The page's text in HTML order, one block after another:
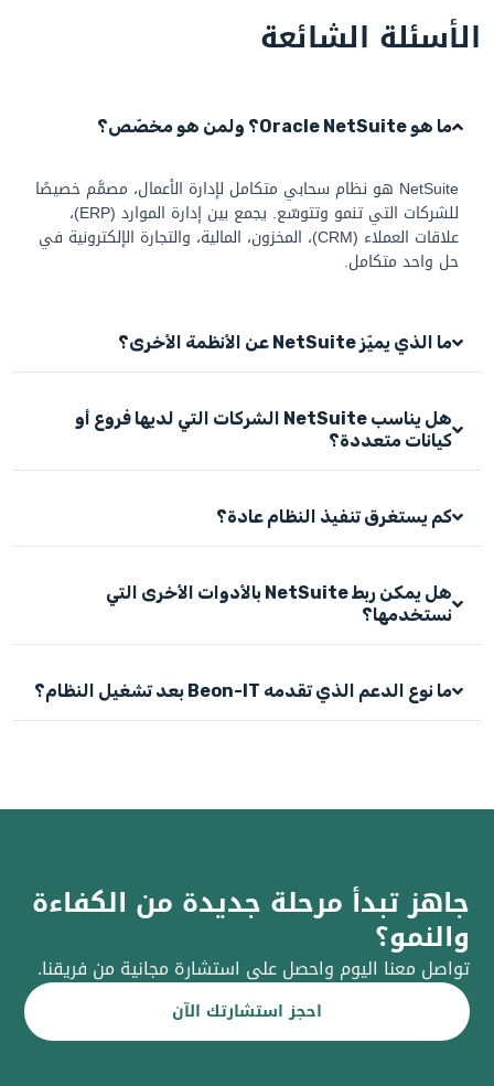
الأسئلة الشائعة
ما هو Oracle NetSuite؟ ولمن هو مخصّص؟
NetSuite هو نظام سحابي متكامل لإدارة الأعمال، مصمَّم خصيصًا
للشركات التي تنمو وتتوسّع. يجمع بين إدارة الموارد (ERP)،
علاقات العملاء (CRM)، المخزون، المالية، والتجارة الإلكترونية في
حل واحد متكامل.
ما الذي يميّز NetSuite عن الأنظمة الأخرى؟
هل يناسب NetSuite الشركات التي لديها فروع أو
كيانات متعددة؟
كم يستغرق تنفيذ النظام عادة؟
هل يمكن ربط NetSuite بالأدوات الأخرى التي
نستخدمها؟
ما نوع الدعم الذي تقدمه Beon-IT بعد تشغيل النظام؟
جاهز تبدأ مرحلة جديدة من الكفاءة
والنمو؟
تواصل معنا اليوم واحصل على استشارة مجانية من فريقنا.
احجز استشارتك الآن